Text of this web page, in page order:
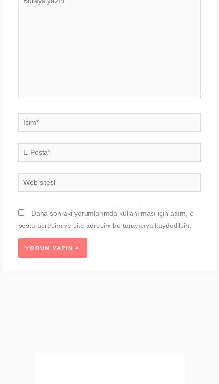
İsim*
E-
Posta*
Web
sitesi
Daha sonraki yorumlarımda kullanılması için adım, e-
posta adresim ve site adresim bu tarayıcıya kaydedilsin.